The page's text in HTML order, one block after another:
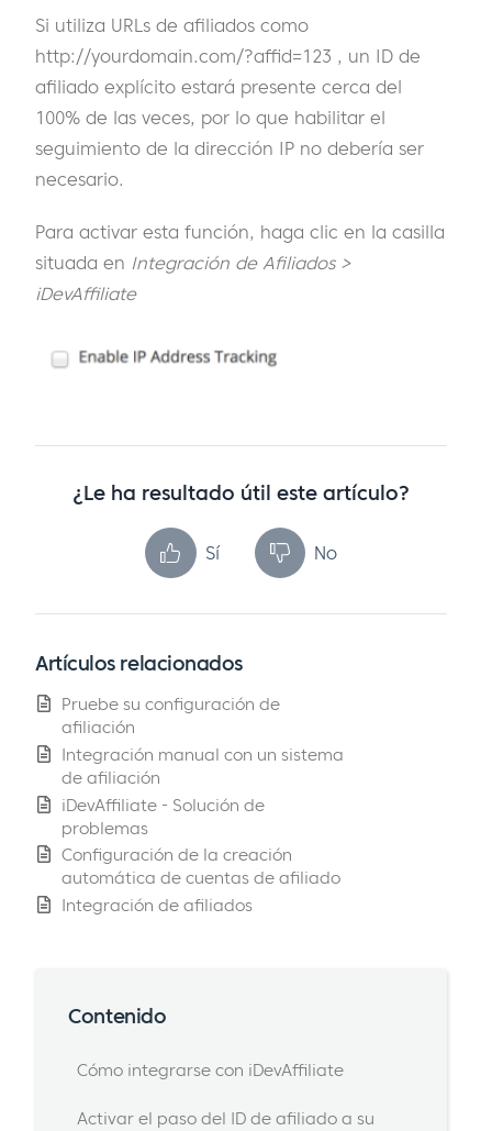
Si utiliza URLs de afiliados como
http://yourdomain.com/?affid=123 , un ID de
afiliado explícito estará presente cerca del
100% de las veces, por lo que habilitar el
seguimiento de la dirección IP no debería ser
necesario.
Para activar esta función, haga clic en la casilla
situada en Integración de Afiliados >
iDevAffiliate
¿Le ha resultado útil este artículo?
Sí No
Artículos relacionados
Pruebe su configuración de
afiliación
Integración manual con un sistema
de afiliación
iDevAffiliate - Solución de
problemas
Configuración de la creación
automática de cuentas de afiliado
Integración de afiliados
Contenido
Cómo integrarse con iDevAffiliate
Activar el paso del ID de afiliado a su